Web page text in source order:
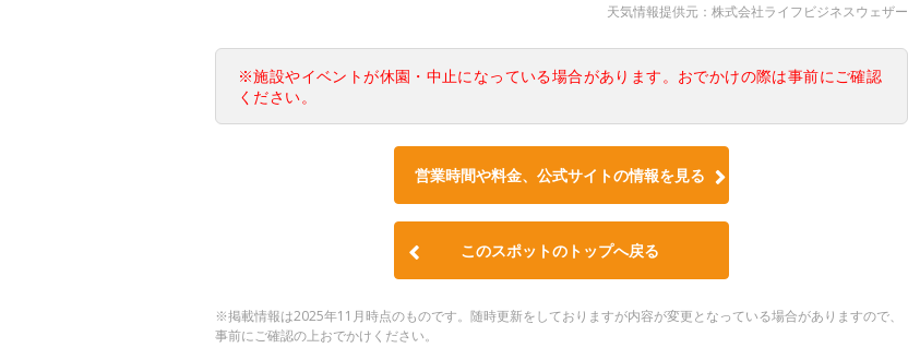
天気情報提供元：株式会社ライフビジネスウェザー
※施設やイベントが休園・中止になっている場合があります。おでかけの際は事前にご確認
ください。
営業時間や料金、公式サイトの情報を見る
このスポットのトップへ戻る
※掲載情報は2025年11月時点のものです。随時更新をしておりますが内容が変更となっている場合がありますので、
事前にご確認の上おでかけください。